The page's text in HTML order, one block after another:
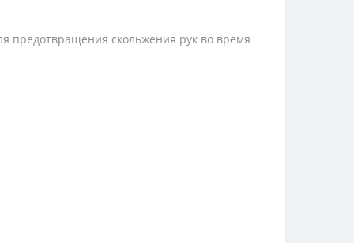
предотвращения скольжения рук во время